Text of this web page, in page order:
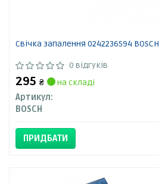
Свічка запалення 0242236594 BOSCH
0 відгуків
295 ₴
на складі
Артикул:
BOSCH
ПРИДБАТИ